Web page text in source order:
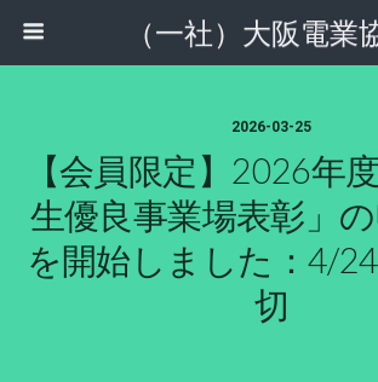
（一社）大阪電業
2026-03-25
【会員限定】2026年
生優良事業場表彰」
を開始しました：4/
切